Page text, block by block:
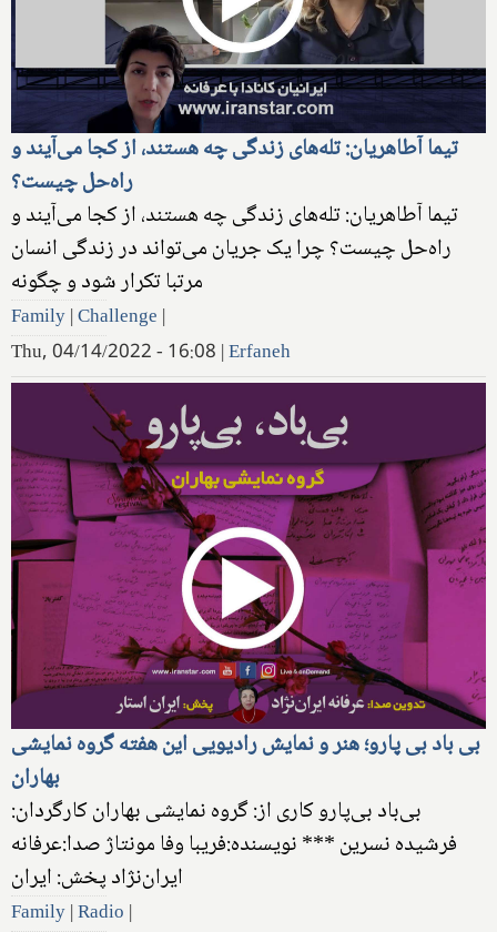
تیما آطاهریان: تله‌های زندگی چه هستند، از کجا می‌آیند و
راه‌حل چیست؟
تیما آطاهریان: تله‌های زندگی چه هستند، از کجا می‌آیند و
راه‌حل چیست؟ چرا یک جریان می‌تواند در زندگی انسان
مرتبا تکرار شود و چگونه
Family|Challenge |
Thu, 04/14/2022 - 16:08 |Erfaneh
بی باد بی پارو؛ هنر و نمایش رادیویی این هفته گروه نمایشی
بهاران
بی‌باد بی‌پارو کاری از: گروه نمایشی بهاران کارگردان:
فرشیده نسرین *** نویسنده:فریبا وفا مونتاژ صدا:عرفانه
ایران‌نژاد پخش: ایران
Family|Radio |